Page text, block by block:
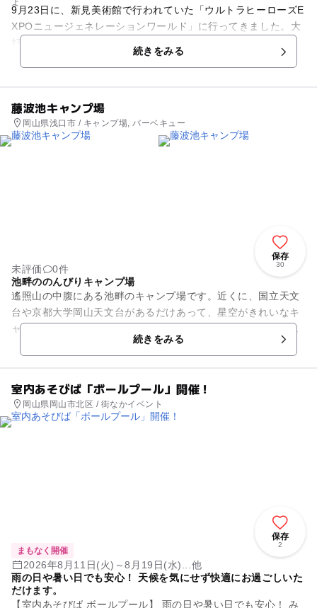
9月23日に、新見美術館で行われていた「ウルトラヒーローズE
XPOニュージェネレーションワールド」に行ってきました。大
好きなウルトラマンに子どもはウキウキ大興奮でした！親も最
近の最新ウルトラマンはこんなにも進化しているものだと驚
続きをみる
藤波池キャンプ場
岡山県浅口市 / キャンプ場, バーベキュー
保存
30
未評価
0件
池畔ののんびりキャンプ場
遙照山の中腹にある池畔のキャンプ場です。近くに、国立天文
台や京都大学岡山天文台があるだけあって、星空がきれいなキ
ャンプ場として有名です。そのため、全国の天文ファンがよく
集まってきます。場内の藤波...続きをみる
室内あそびば「ボールプール」開催！
岡山県岡山市北区 / 街なかイベント
保存
2
まもなく開催
2026年8月11日(火)～8月19日(水)...他
雨の日や暑い日でも安心！ 天候を気にせず快適にお過ごしいた
だけます。
【室内あそびば ボールプール】 雨の日や暑い日でも安心！ み